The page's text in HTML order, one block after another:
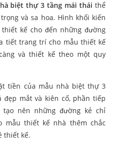
biệt thự 3 tầng mái thái thể
và sa hoa. Hình khối kiến
kế cho đến những đường
tiết trang trí cho mẫu thiết kế
và thiết kế theo một quy
tiền của mẫu nhà biệt thự 3
mắt và kiên cố, phần tiếp
nên những đường kẻ chỉ
mẫu thiết kế nhà thêm chắc
thiết kế.